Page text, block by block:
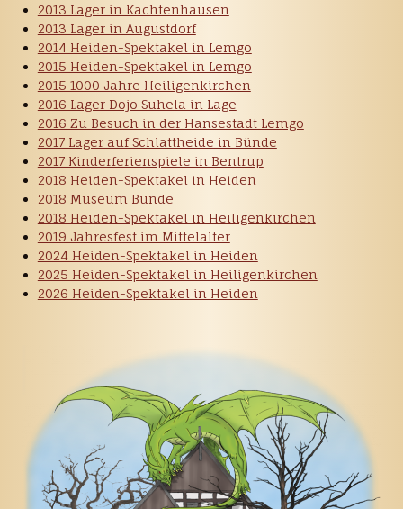
2013 Lager in Kachtenhausen
2013 Lager in Augustdorf
2014 Heiden-Spektakel in Lemgo
2015 Heiden-Spektakel in Lemgo
2015 1000 Jahre Heiligenkirchen
2016 Lager Dojo Suhela in Lage
2016 Zu Besuch in der Hansestadt Lemgo
2017 Lager auf Schlattheide in Bünde
2017 Kinderferienspiele in Bentrup
2018 Heiden-Spektakel in Heiden
2018 Museum Bünde
2018 Heiden-Spektakel in Heiligenkirchen
2019 Jahresfest im Mittelalter
2024 Heiden-Spektakel in Heiden
2025 Heiden-Spektakel in Heiligenkirchen
2026 Heiden-Spektakel in Heiden